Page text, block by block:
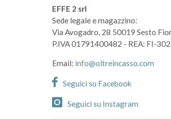
EFFE 2 srl
Sede legale e magazzino:
Via Avogadro, 28 50019 Sesto
P.IVA 01791400482 - REA: FI-
Email: info@oltreincasso.com
Seguici su Facebook
Seguici su Instagram